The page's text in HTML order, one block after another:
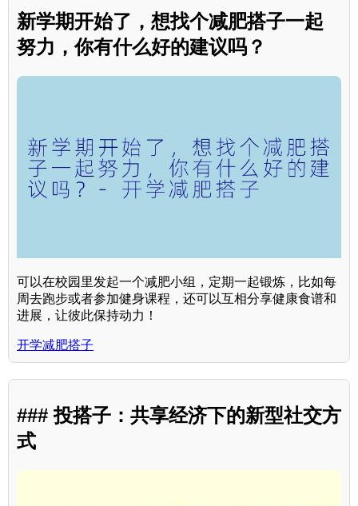
新学期开始了，想找个减肥搭子一起
努力，你有什么好的建议吗？
可以在校园里发起一个减肥小组，定期一起锻炼，比如每
周去跑步或者参加健身课程，还可以互相分享健康食谱和
进展，让彼此保持动力！
开学减肥搭子
### 投搭子：共享经济下的新型社交方
式